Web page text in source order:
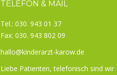
TELEFON & MAIL
Tel.: 030. 943 01 37
Fax: 030. 943 802 09
hallo@kinderarzt-karow.de
Liebe Patienten, telefonisch sind wir